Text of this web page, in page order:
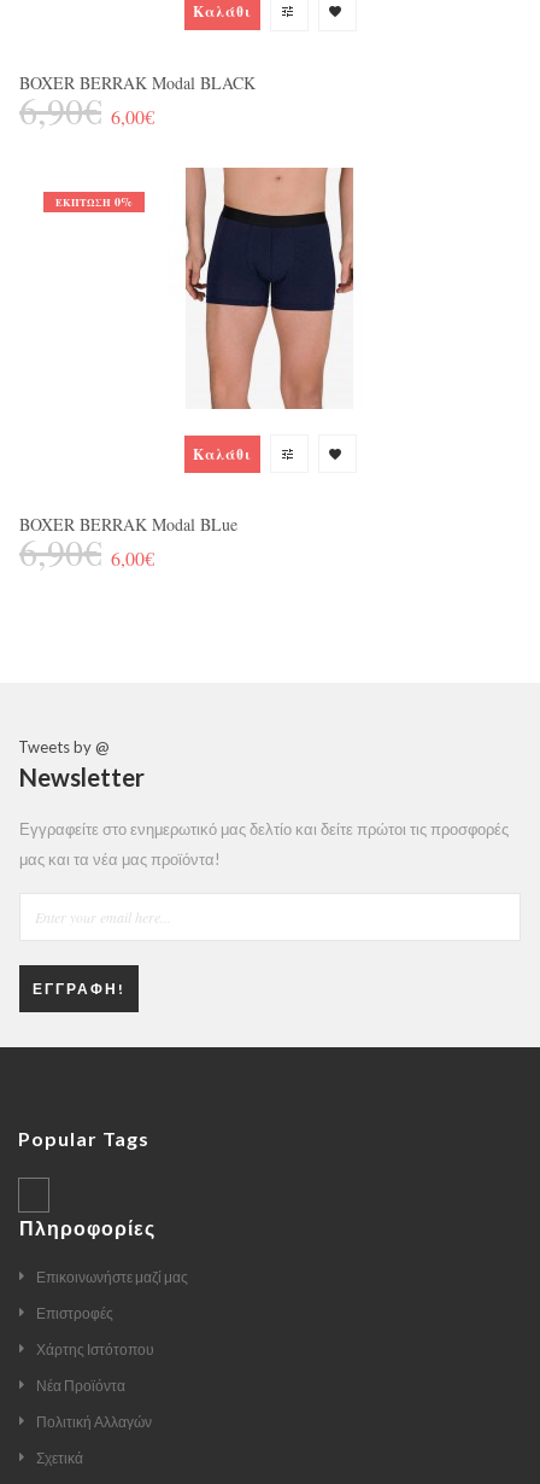
Καλάθι
BOXER BERRAK Modal BLACK
6,90€ 6,00€
ΈΚΠΤΩΣΗ 0%
Καλάθι
BOXER BERRAK Modal BLue
6,90€ 6,00€
Tweets by @
Newsletter
Εγγραφείτε στο ενημερωτικό μας δελτίο και δείτε πρώτοι τις προσφορές
μας και τα νέα μας προϊόντα!
ΕΓΓΡΑΦΉ!
Popular Tags
Πληροφορίες
Επικοινωνήστε μαζί μας
Επιστροφές
Χάρτης Ιστότοπου
Νέα Προϊόντα
Πολιτική Αλλαγών
Σχετικά